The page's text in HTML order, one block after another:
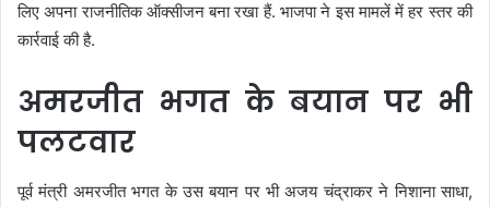
लिए अपना राजनीतिक ऑक्सीजन बना रखा हैं. भाजपा ने इस मामलें में हर स्तर की
कार्रवाई की है.
अमरजीत भगत के बयान पर भी
पलटवार
पूर्व मंत्री अमरजीत भगत के उस बयान पर भी अजय चंद्राकर ने निशाना साधा,